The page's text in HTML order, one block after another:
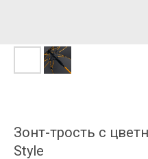
Зонт-трость с
Style